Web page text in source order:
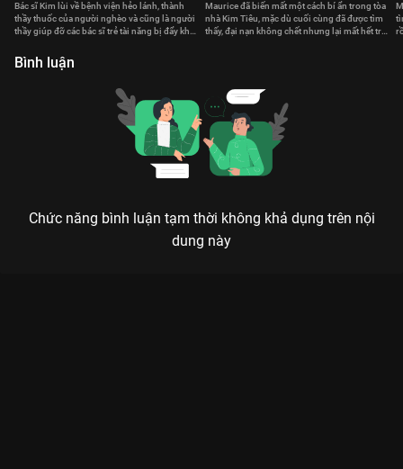
Bác sĩ Kim lùi về bệnh viện hẻo lánh, thành
thầy thuốc của người nghèo và cũng là người
thầy giúp đỡ các bác sĩ trẻ tài năng bị đẩy khỏi
Maurice đã biến mất một cách bí ẩn trong tòa
nhà Kim Tiêu, mặc dù cuối cùng đã được tìm
thấy, đại nạn không chết nhưng lại mất hết trí
Bình luận
Chức năng bình luận tạm thời không khả dụng trên nội
dung này